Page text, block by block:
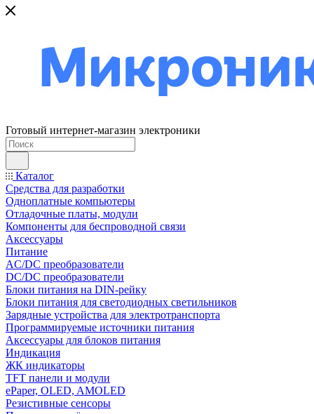
Готовый интернет-магазин электроники
Каталог
Средства для разработки
Одноплатные компьютеры
Отладочные платы, модули
Компоненты для беспроводной связи
Аксессуары
Питание
AC/DC преобразователи
DC/DC преобразователи
Блоки питания на DIN-рейку
Блоки питания для светодиодных светильников
Зарядные устройства для электротранспорта
Программируемые источники питания
Аксессуары для блоков питания
Индикация
ЖК индикаторы
TFT панели и модули
ePaper, OLED, AMOLED
Резистивные сенсоры